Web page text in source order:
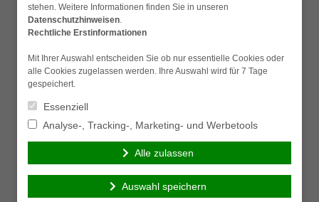
Finanzbausteine GmbH & Co. KG| Am Haldenberg 6/1
Ich wünsche eine
persönliche Beratung
einem Berater
aufnehmen.
Beraten lassen
Besuch der Seite
Ich habe die
gelesen und gespeichert
stehen. Weitere Informationen finden Sie in unseren
Datenschutzhinweisen.
Rechtliche Erstinformationen
Mit Ihrer Auswahl entscheiden Sie ob nur essentielle Cookies oder
alle Cookies zugelassen werden. Ihre Auswahl wird für 7 Tage
gespeichert.
Essenziell
Analyse-, Tracking-, Marketing- und Werbetools
Alle zulassen
Auswahl speichern